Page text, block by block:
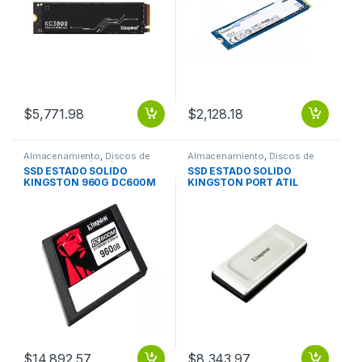
$5,771.98 $2,128.18
Almacenamiento Discos de
Estado Solido (SSD)
SSD ESTADO SOLIDO
KINGSTON 960G DC600M
$14,892.57
Almacenamiento Discos de
Estado Solido (SSD)
SSD ESTADO SOLIDO
KINGSTON PORT ATIL
$8,343.97